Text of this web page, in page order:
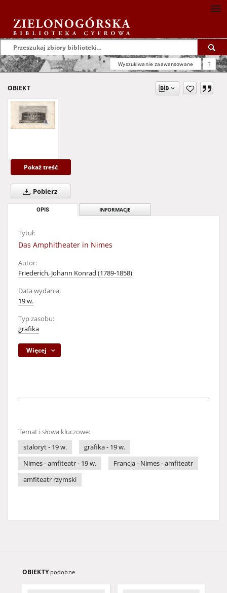
Wyszukiwanie zaawansowane ?
OBIEKT
Pokaż treść
Pobierz
OPIS INFORMACJE
Tytuł:
Das Amphitheater in Nimes
Autor:
Friederich, Johann Konrad (1789-1858)
Data wydania:
19 w.
Typ zasobu:
grafika
Więcej
Temat i słowa kluczowe:
staloryt - 19 w.
grafika - 19 w.
Nimes - amfiteatr - 19 w.
Francja - Nimes - amfiteatr
amfiteatr rzymski
OBIEKTY podobne